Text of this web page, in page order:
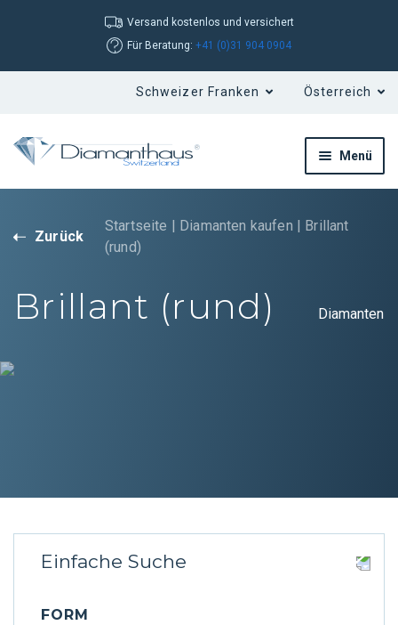
Versand kostenlos und versichert
Für Beratung: +41 (0)31 904 0904
Menü
Brillant (rund)
Tropfen
Herz
Radiant
Zurück
Startseite Diamanten kaufen
Brillant
(rund)
Brillant (rund) Diamanten
Einfache Suche
FORM